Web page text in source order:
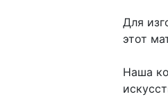
Для
этот
Наша